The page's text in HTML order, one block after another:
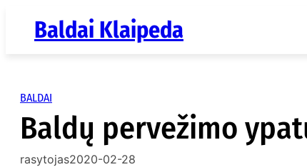
Baldai Klaipeda
BALDAI
Baldų pervežimo
rasytojas2020-02-28